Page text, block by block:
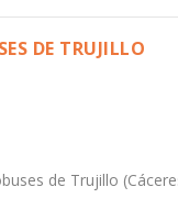
DE TRUJILLO
de Trujillo